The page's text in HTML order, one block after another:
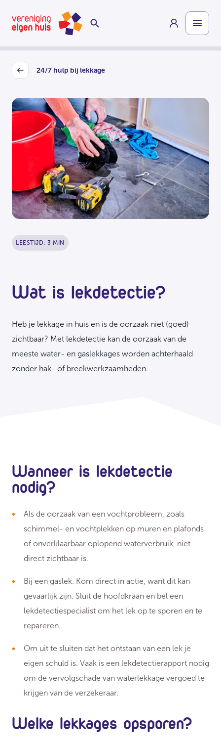
naar
hoofdinhoud
Homepage
Back
24/7 hulp bij lekkage
LEESTIJD: 3 MIN
Wat is lekdetectie?
Heb je lekkage in huis en is de oorzaak niet (goed)
zichtbaar? Met lekdetectie kan de oorzaak van de
meeste water- en gaslekkages worden achterhaald
zonder hak- of breekwerkzaamheden.
Wanneer is lekdetectie
nodig?
Als de oorzaak van een vochtprobleem, zoals
schimmel- en vochtplekken op muren en plafonds
of onverklaarbaar oplopend waterverbruik, niet
direct zichtbaar is.
Bij een gaslek. Kom direct in actie, want dit kan
gevaarlijk zijn. Sluit de hoofdkraan en bel een
lekdetectiespecialist om het lek op te sporen en te
repareren.
Om uit te sluiten dat het ontstaan van een lek je
eigen schuld is. Vaak is een lekdetectierapport nodig
om de vervolgschade van waterlekkage vergoed te
krijgen van de verzekeraar.
Welke lekkages opsporen?